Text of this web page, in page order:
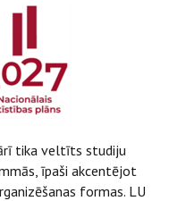
tika veltīts studiju
īpaši akcentējot
formas. LU